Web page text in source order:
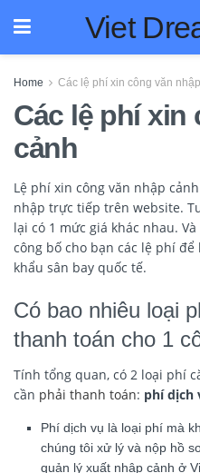
Viet
Home Các lệ phí xin công văn
Các lệ phí xin
cảnh
Lệ phí xin công văn nhập
nhập trực tiếp trên website.
lại có 1 mức giá khác nhau.
công bố cho bạn các lệ phí
khẩu sân bay quốc tế.
Có bao nhiêu loại
thanh toán cho 1
Tính tổng quan, có 2 loại phí
cần phải thanh toán: phí dịch
Phí dịch vụ là loại phí mà
chúng tôi xử lý và nộp hồ
quản lý xuất nhập cảnh ở